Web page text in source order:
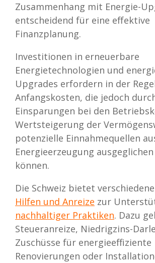
Zusammenhang mit Energie-
entscheidend für eine effektive
Finanzplanung.
Investitionen in erneuerbare
Energietechnologien und
Upgrades erfordern in der
Anfangskosten, die jedoch
Einsparungen bei den
Wertsteigerung der
potenzielle Einnahmequellen
Energieerzeugung
können.
Die Schweiz bietet
Hilfen und Anreize zur
nachhaltiger Praktiken. Dazu
Steueranreize, Niedrigzins-
Zuschüsse für energieeffiziente
Renovierungen oder